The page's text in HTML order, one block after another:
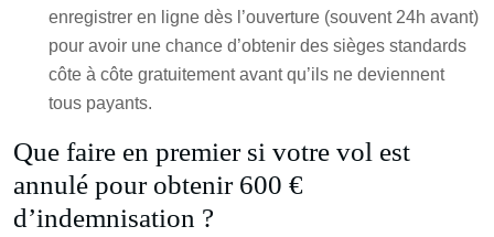
enregistrer en ligne dès l’ouverture (souvent 24h avant)
pour avoir une chance d’obtenir des sièges standards
côte à côte gratuitement avant qu’ils ne deviennent
tous payants.
Que faire en premier si votre vol est
annulé pour obtenir 600 €
d’indemnisation ?